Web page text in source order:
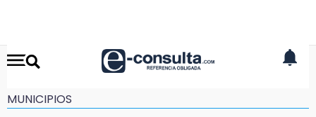
MUNICIPIOS